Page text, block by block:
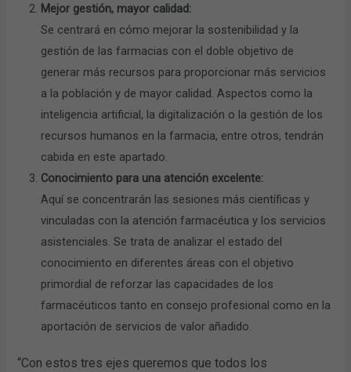
Mejor gestión, mayor calidad:
Se centrará en cómo mejorar la sostenibilidad y la
gestión de las farmacias con el doble objetivo de
generar más recursos para proporcionar más servicios
a la población y de mayor calidad. Aspectos como la
inteligencia artificial, la digitalización o la gestión de los
recursos humanos en la farmacia, entre otros, tendrán
cabida en este apartado.
Conocimiento para una atención excelente:
Aquí se concentrarán las sesiones más científicas y
vinculadas con la atención farmacéutica y los servicios
asistenciales. Se trata de analizar el estado del
conocimiento en diferentes áreas con el objetivo
primordial de reforzar las capacidades de los
farmacéuticos tanto en consejo profesional como en la
aportación de servicios de valor añadido.
“Con estos tres ejes queremos que todos los